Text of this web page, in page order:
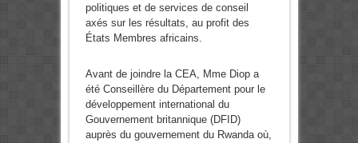
politiques et de services de conseil
axés sur les résultats, au profit des
États Membres africains.
Avant de joindre la CEA, Mme Diop a
été Conseillère du Département pour le
développement international du
Gouvernement britannique (DFID)
auprès du gouvernement du Rwanda où,